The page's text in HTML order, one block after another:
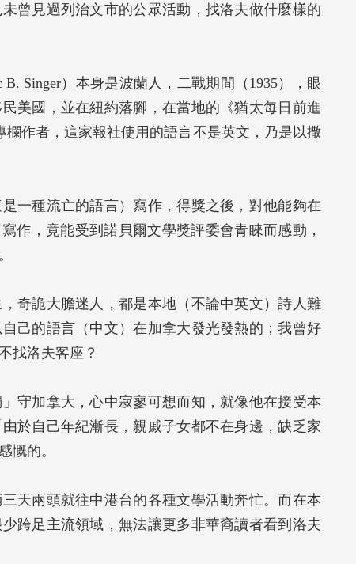
曾見過列治文市的公眾活動，找洛夫做什麼樣的
Singer）本身是波蘭人，二戰期間（1935），眼
美國，並在紐約落腳，在當地的《猶太每日前進
欄作者，這家報社使用的語言不是英文，乃是以撒
一種流亡的語言）寫作，得獎之後，對他能夠在
作，竟能受到諾貝爾文學獎評委會青睞而感動，
奇詭大膽迷人，都是本地（不論中英文）詩人難
己的語言（中文）在加拿大發光發熱的；我曾好
找洛夫客座？
守加拿大，心中寂寥可想而知，就像他在接受本
於自己年紀漸長，親戚子女都不在身邊，缺乏家
慨的。
天兩頭就往中港台的各種文學活動奔忙。而在本
跨足主流領域，無法讓更多非華裔讀者看到洛夫